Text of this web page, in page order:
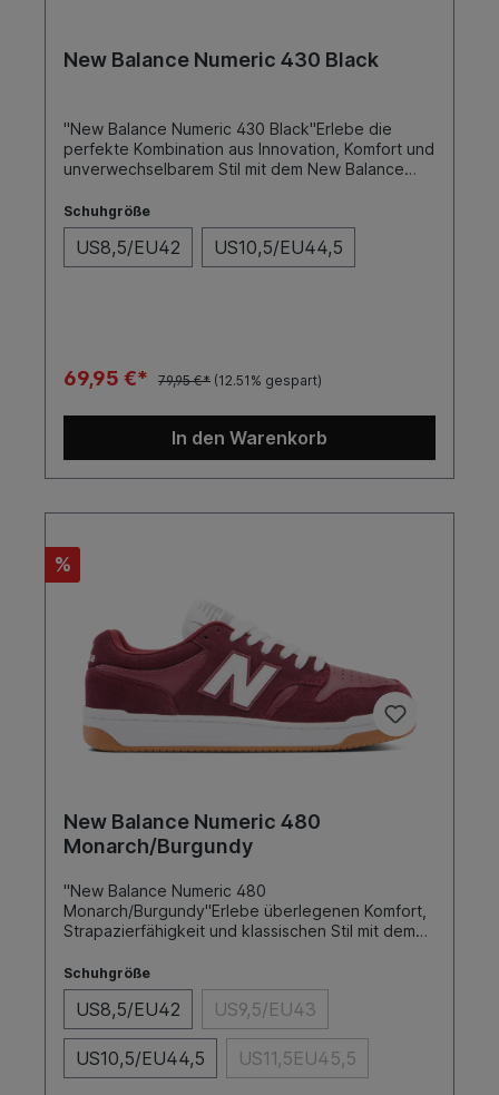
New Balance Numeric 430 Black
"New Balance Numeric 430 Black"Erlebe die
perfekte Kombination aus Innovation, Komfort und
unverwechselbarem Stil mit dem New Balance
du brauchst, um deine Skateboarding-
Fähigkeiten auf das nächste Level zu
heben.SohleFarbeToe CapVulc BlackNein
Schuhgröße
US8,5/EU42 US10,5/EU44,5
69,95 €* 79,95 €* (12.51% gespart)
In den Warenkorb
%
New Balance Numeric 480
Monarch/Burgundy
"New Balance Numeric 480
Monarch/Burgundy"Erlebe überlegenen Komfort,
Strapazierfähigkeit und klassischen Stil mit dem
für Skater, die sowohl auf Leistung als auch auf
Design Wert legen, bietet dieser Schuh die
perfekte Kombination aus fortschrittlicher
Technologie und zeitlosem Look.SohleFarbeToe
CapCupMonarch/BurgundyNein
Schuhgröße
US8,5/EU42 US9,5/EU43
US10,5/EU44,5 US11,5EU45,5